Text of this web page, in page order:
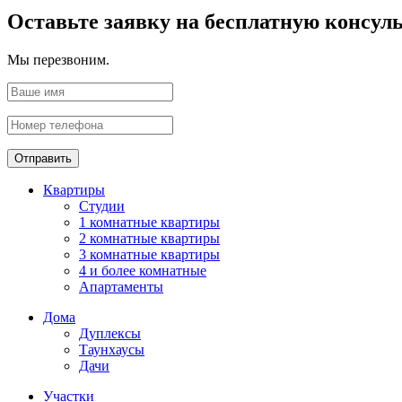
Оставьте заявку на бесплатную
Мы перезвоним.
Отправить
Квартиры
Студии
1 комнатные квартиры
2 комнатные квартиры
3 комнатные квартиры
4 и более комнатные
Апартаменты
Дома
Дуплексы
Таунхаусы
Дачи
Участки